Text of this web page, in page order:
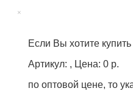
×
Если Вы хотите купить
Артикул: , Цена: 0 р.
по оптовой цене, то